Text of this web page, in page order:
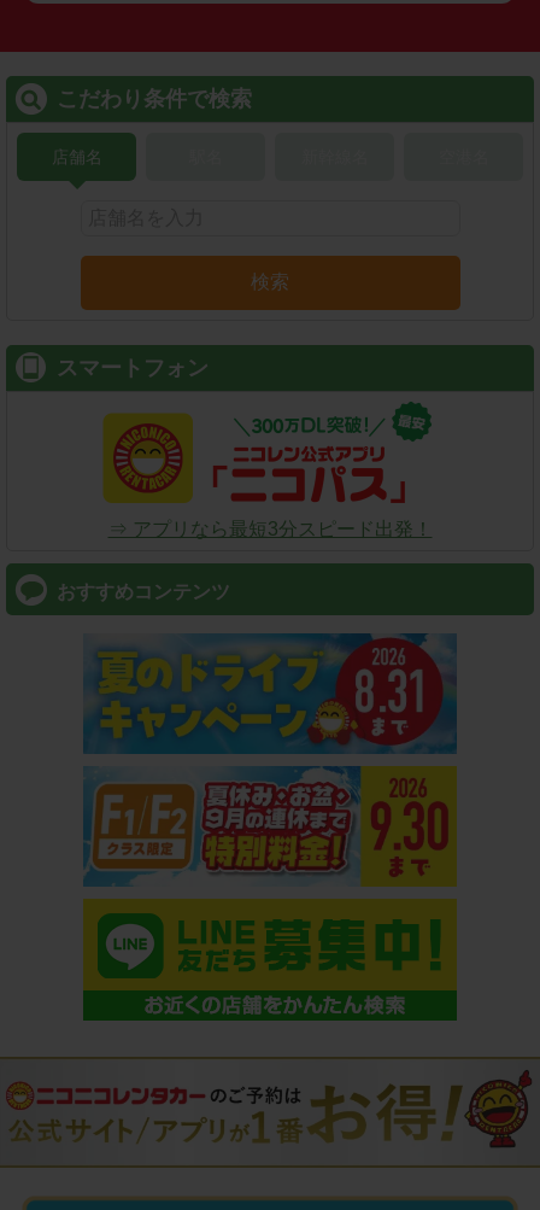
こだわり条件で検索
店舗名
検索
スマートフォン
⇒ アプリなら最短3分スピード出発！
おすすめコンテンツ